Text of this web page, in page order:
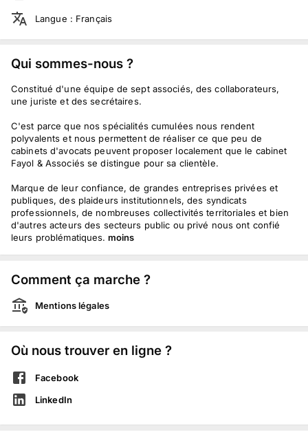
Langue : Français
Qui sommes-nous ?
Constitué d'une équipe de sept associés, des collaborateurs,
une juriste et des secrétaires.
C'est parce que nos spécialités cumulées nous rendent
polyvalents et nous permettent de réaliser ce que peu de
cabinets d'avocats peuvent proposer localement que le cabinet
Fayol & Associés se distingue pour sa clientèle.
Marque de leur confiance, de grandes entreprises privées et
publiques, des plaideurs institutionnels, des syndicats
professionnels, de nombreuses collectivités territoriales et bien
d'autres acteurs des secteurs public ou privé nous ont confié
leurs problématiques. moins
Comment ça marche ?
Mentions légales
Où nous trouver en ligne ?
Facebook
LinkedIn